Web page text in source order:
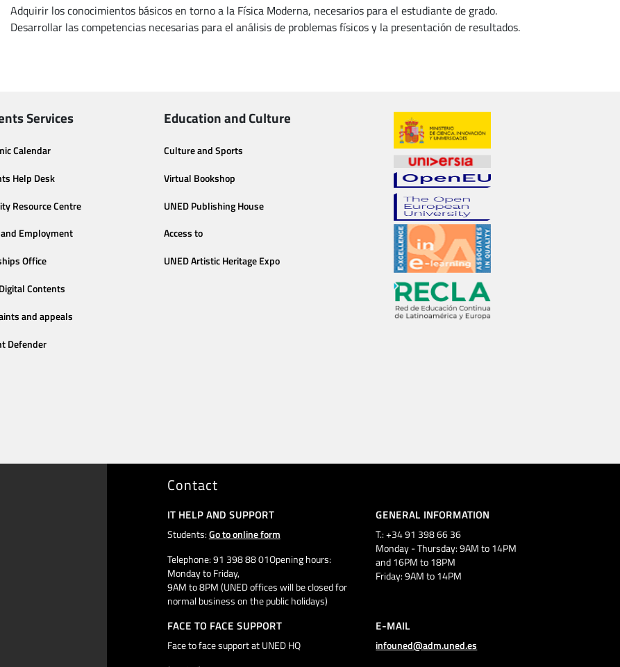
Adquirir los conocimientos básicos en torno a la Física Moderna, necesarios para el estudiante de grado.
Desarrollar las competencias necesarias para el análisis de problemas físicos y la presentación de resultados.
Services
Calendar
Help Desk
Resource Centre
Employment
Office
Contents
and appeals
Defender
Education and Culture
Culture and Sports
Virtual Bookshop
UNED Publishing House
Access to
UNED Artistic Heritage Expo
Contact
IT HELP AND SUPPORT
Students:Go to online form
Telephone: 91 398 88 01Opening hours:
Monday to Friday,
9AM to 8PM (UNED offices will be closed for
normal business on the public holidays)
GENERAL INFORMATION
T.: +34 91 398 66 36
Monday - Thursday: 9AM to 14PM
and 16PM to 18PM
Friday: 9AM to 14PM
FACE TO FACE SUPPORT
Face to face support at UNED HQ
E-MAIL
infouned@adm.uned.es